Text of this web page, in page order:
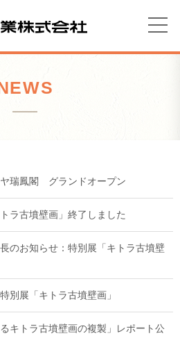
瑞鳳閣 グランドオープン
ラ古墳壁画」終了しました
のお知らせ：特別展「キトラ古墳壁
別展「キトラ古墳壁画」
るキトラ古墳壁画の複製」レポート公